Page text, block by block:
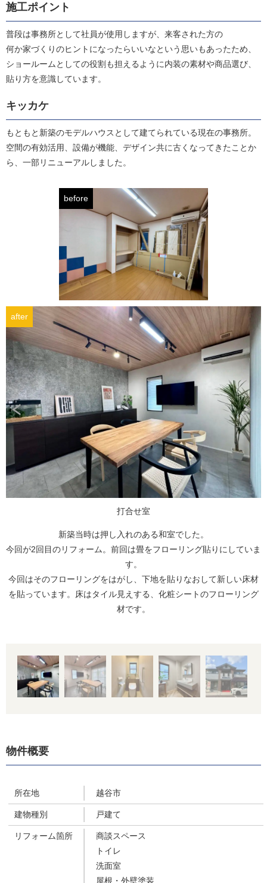
施工ポイント
普段は事務所として社員が使用しますが、来客された方の
何か家づくりのヒントになったらいいなという思いもあったため、
ショールームとしての役割も担えるように内装の素材や商品選び、
貼り方を意識しています。
キッカケ
もともと新築のモデルハウスとして建てられている現在の事務所。
空間の有効活用、設備が機能、デザイン共に古くなってきたことか
ら、一部リニューアルしました。
before
after
打合せ室
新築当時は押し入れのある和室でした。
今回が2回目のリフォーム。前回は畳をフローリング貼りにしていま
す。
今回はそのフローリングをはがし、下地を貼りなおして新しい床材
を貼っています。床はタイル見えする、化粧シートのフローリング
材です。
物件概要
所在地 越谷市
建物種別 戸建て
リフォーム箇所
商談スペース
トイレ
洗面室
屋根・外壁塗装